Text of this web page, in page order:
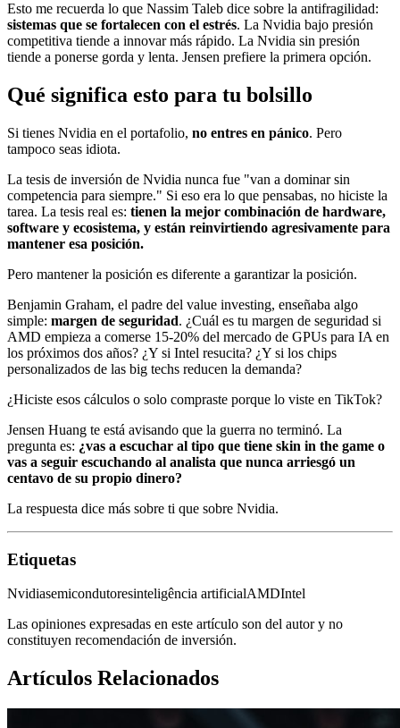
Esto me recuerda lo que Nassim Taleb dice sobre la antifragilidad:
sistemas que se fortalecen con el estrés. La Nvidia bajo presión
competitiva tiende a innovar más rápido. La Nvidia sin presión
tiende a ponerse gorda y lenta. Jensen prefiere la primera opción.
Qué significa esto para tu bolsillo
Si tienes Nvidia en el portafolio, no entres en pánico. Pero
tampoco seas idiota.
La tesis de inversión de Nvidia nunca fue "van a dominar sin
competencia para siempre." Si eso era lo que pensabas, no hiciste la
tarea. La tesis real es: tienen la mejor combinación de hardware,
software y ecosistema, y están reinvirtiendo agresivamente para
mantener esa posición.
Pero mantener la posición es diferente a garantizar la posición.
Benjamin Graham, el padre del value investing, enseñaba algo
simple: margen de seguridad. ¿Cuál es tu margen de seguridad si
AMD empieza a comerse 15-20% del mercado de GPUs para IA en
los próximos dos años? ¿Y si Intel resucita? ¿Y si los chips
personalizados de las big techs reducen la demanda?
¿Hiciste esos cálculos o solo compraste porque lo viste en TikTok?
Jensen Huang te está avisando que la guerra no terminó. La
pregunta es: ¿vas a escuchar al tipo que tiene skin in the game o
vas a seguir escuchando al analista que nunca arriesgó un
centavo de su propio dinero?
La respuesta dice más sobre ti que sobre Nvidia.
Etiquetas
Nvidiasemicondutoresinteligência artificialAMDIntel
Las opiniones expresadas en este artículo son del autor y no
constituyen recomendación de inversión.
Artículos Relacionados